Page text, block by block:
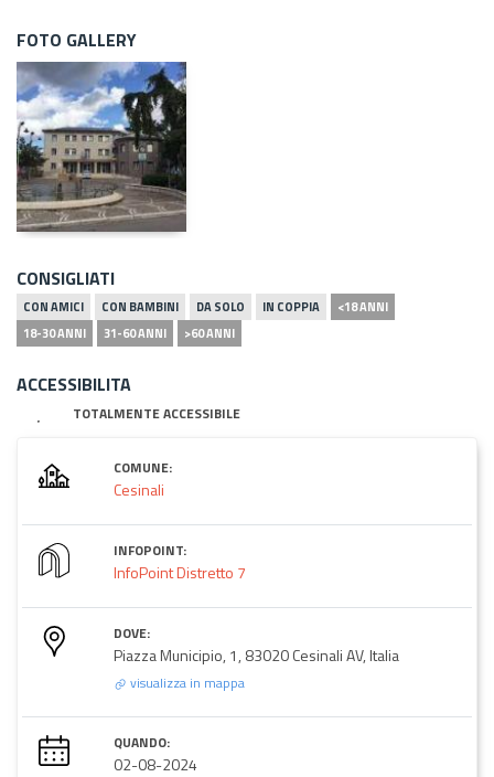
FOTO GALLERY
CONSIGLIATI
CON AMICI CON BAMBINI DA SOLO IN COPPIA
<18 ANNI
18-30 ANNI
31-60 ANNI >60 ANNI
ACCESSIBILITA
TOTALMENTE ACCESSIBILE
COMUNE:
Cesinali
INFOPOINT:
InfoPoint Distretto 7
DOVE:
Piazza Municipio, 1, 83020 Cesinali AV, Italia
visualizza in mappa
QUANDO:
02-08-2024